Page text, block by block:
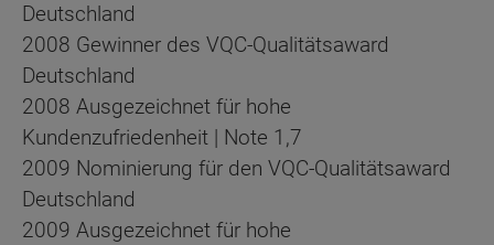
Deutschland
2008 Gewinner des VQC-Qualitätsaward
Deutschland
2008 Ausgezeichnet für hohe
Kundenzufriedenheit | Note 1,7
2009 Nominierung für den VQC-Qualitätsaward
Deutschland
2009 Ausgezeichnet für hohe